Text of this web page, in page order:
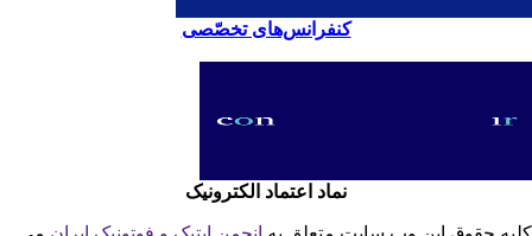
کنفرانس‌های تخصّصی
نماد اعتماد الکترونیک